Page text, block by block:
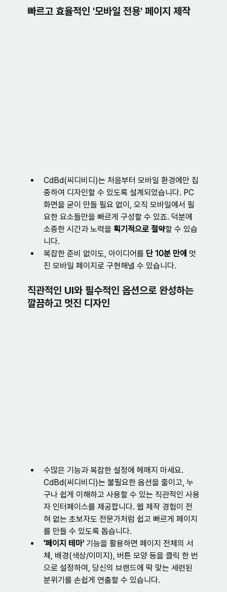
빠르고 효율적인 '모바일 전용' 페이지 제작
CdBd(씨디비디)는 처음부터 모바일 환경에만 집
중하여 디자인할 수 있도록 설계되었습니다. PC
화면을 굳이 만들 필요 없이, 오직 모바일에서 필
요한 요소들만을 빠르게 구성할 수 있죠. 덕분에
소중한 시간과 노력을 획기적으로 절약할 수 있습
니다.
복잡한 준비 없이도, 아이디어를 단 10분 만에 멋
진 모바일 페이지로 구현해낼 수 있습니다.
직관적인 UI와 필수적인 옵션으로 완성하는
깔끔하고 멋진 디자인
수많은 기능과 복잡한 설정에 헤매지 마세요.
CdBd(씨디비디)는 불필요한 옵션을 줄이고, 누
구나 쉽게 이해하고 사용할 수 있는 직관적인 사용
자 인터페이스를 제공합니다. 웹 제작 경험이 전
혀 없는 초보자도 전문가처럼 쉽고 빠르게 페이지
를 만들 수 있도록 돕습니다.
'페이지 테마' 기능을 활용하면 페이지 전체의 서
체, 배경(색상/이미지), 버튼 모양 등을 클릭 한 번
으로 설정하여, 당신의 브랜드에 딱 맞는 세련된
분위기를 손쉽게 연출할 수 있습니다.